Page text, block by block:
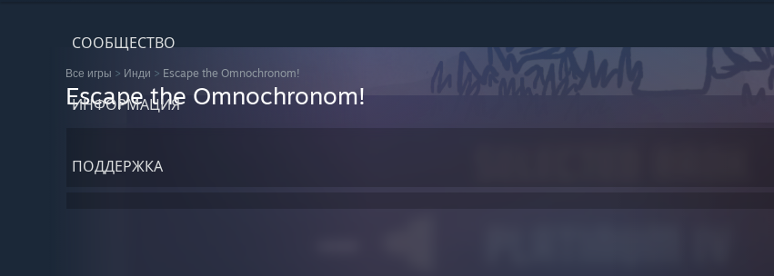
СООБЩЕСТВО
ИНФОРМАЦИЯ
ПОДДЕРЖКА
Все игры > Инди > Escape the Omnochronom!
Escape the Omnochronom!